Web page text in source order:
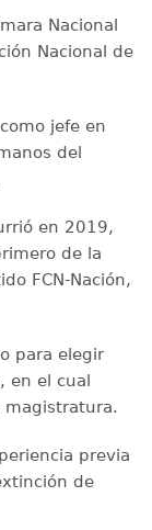
Nacional
Nacional de
jefe en
del
en 2019,
de la
FCN-Nación,
para elegir
en el cual
magistratura.
previa
de